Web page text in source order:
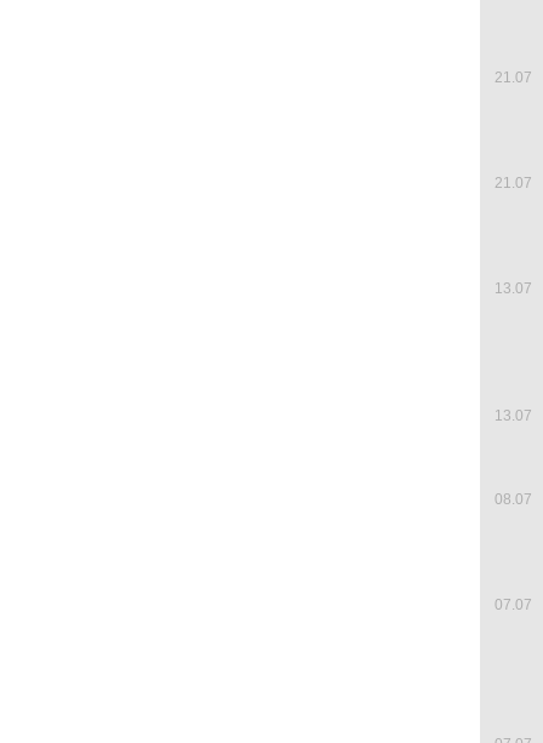
21.07
21.07
13.07
13.07
08.07
07.07